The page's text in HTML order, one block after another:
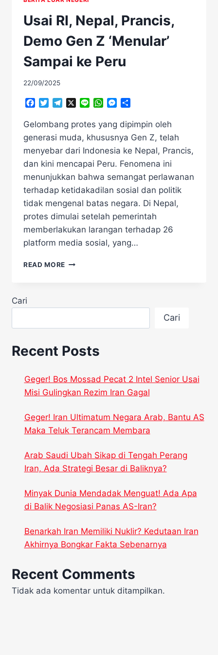
Usai RI, Nepal, Prancis,
Demo Gen Z ‘Menular’
Sampai ke Peru
22/09/2025
Facebook
TwitterTelegramLine WhatsAppMessenger
Gelombang protes yang dipimpin oleh
generasi muda, khususnya Gen Z, telah
menyebar dari Indonesia ke Nepal, Prancis,
dan kini mencapai Peru. Fenomena ini
menunjukkan bahwa semangat perlawanan
terhadap ketidakadilan sosial dan politik
tidak mengenal batas negara. Di Nepal,
protes dimulai setelah pemerintah
memberlakukan larangan terhadap 26
platform media sosial, yang…
READ MORE USAI
SAMPAI
KE
Cari
Cari
Recent Posts
Geger! Bos Mossad Pecat 2 Intel Senior Usai
Misi Gulingkan Rezim Iran Gagal
Geger! Iran Ultimatum Negara Arab, Bantu AS
Maka Teluk Terancam Membara
Arab Saudi Ubah Sikap di Tengah Perang
Iran, Ada Strategi Besar di Baliknya?
Minyak Dunia Mendadak Menguat! Ada Apa
di Balik Negosiasi Panas AS-Iran?
Benarkah Iran Memiliki Nuklir? Kedutaan Iran
Akhirnya Bongkar Fakta Sebenarnya
Recent Comments
Tidak ada komentar untuk ditampilkan.